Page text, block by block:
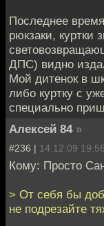
Последнее
рюкзаки, куртки
ДПС) видно
Мой дитенок в
либо куртку с
специально
Алексей 84 »
#236 | 14.12.09 19:56
Кому: Просто
> От себя бы
не подрезайте